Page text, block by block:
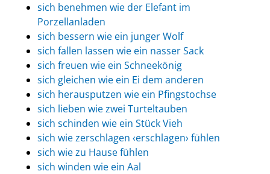
sich benehmen wie der Elefant im
Porzellanladen
sich bessern wie ein junger Wolf
sich fallen lassen wie ein nasser Sack
sich freuen wie ein Schneekönig
sich gleichen wie ein Ei dem anderen
sich herausputzen wie ein Pfingstochse
sich lieben wie zwei Turteltauben
sich schinden wie ein Stück Vieh
sich wie zerschlagen ‹erschlagen› fühlen
sich wie zu Hause fühlen
sich winden wie ein Aal